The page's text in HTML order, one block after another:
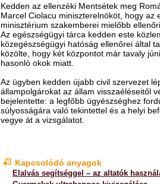
Kedden az ellenzéki Mentsétek meg
Marcel Ciolacu miniszterelnököt, hogy az
minisztérium szakemberei mielőbb
Az egészségügyi tárca kedden este
közegészségügyi hatóság ellenőrei által
közölte, hogy két központot már tavaly
hasonló okok miatt.
Az ügyben kedden újabb civil szervezet
állampolgárokat az állam visszaéléseitől
bejelentette: a legfőbb ügyészséghez
súlyosságára való tekintettel és a helyi
vegye át a vizsgálatot.
Kapcsolódó anyagok
Elalvás segítséggel – az altatók